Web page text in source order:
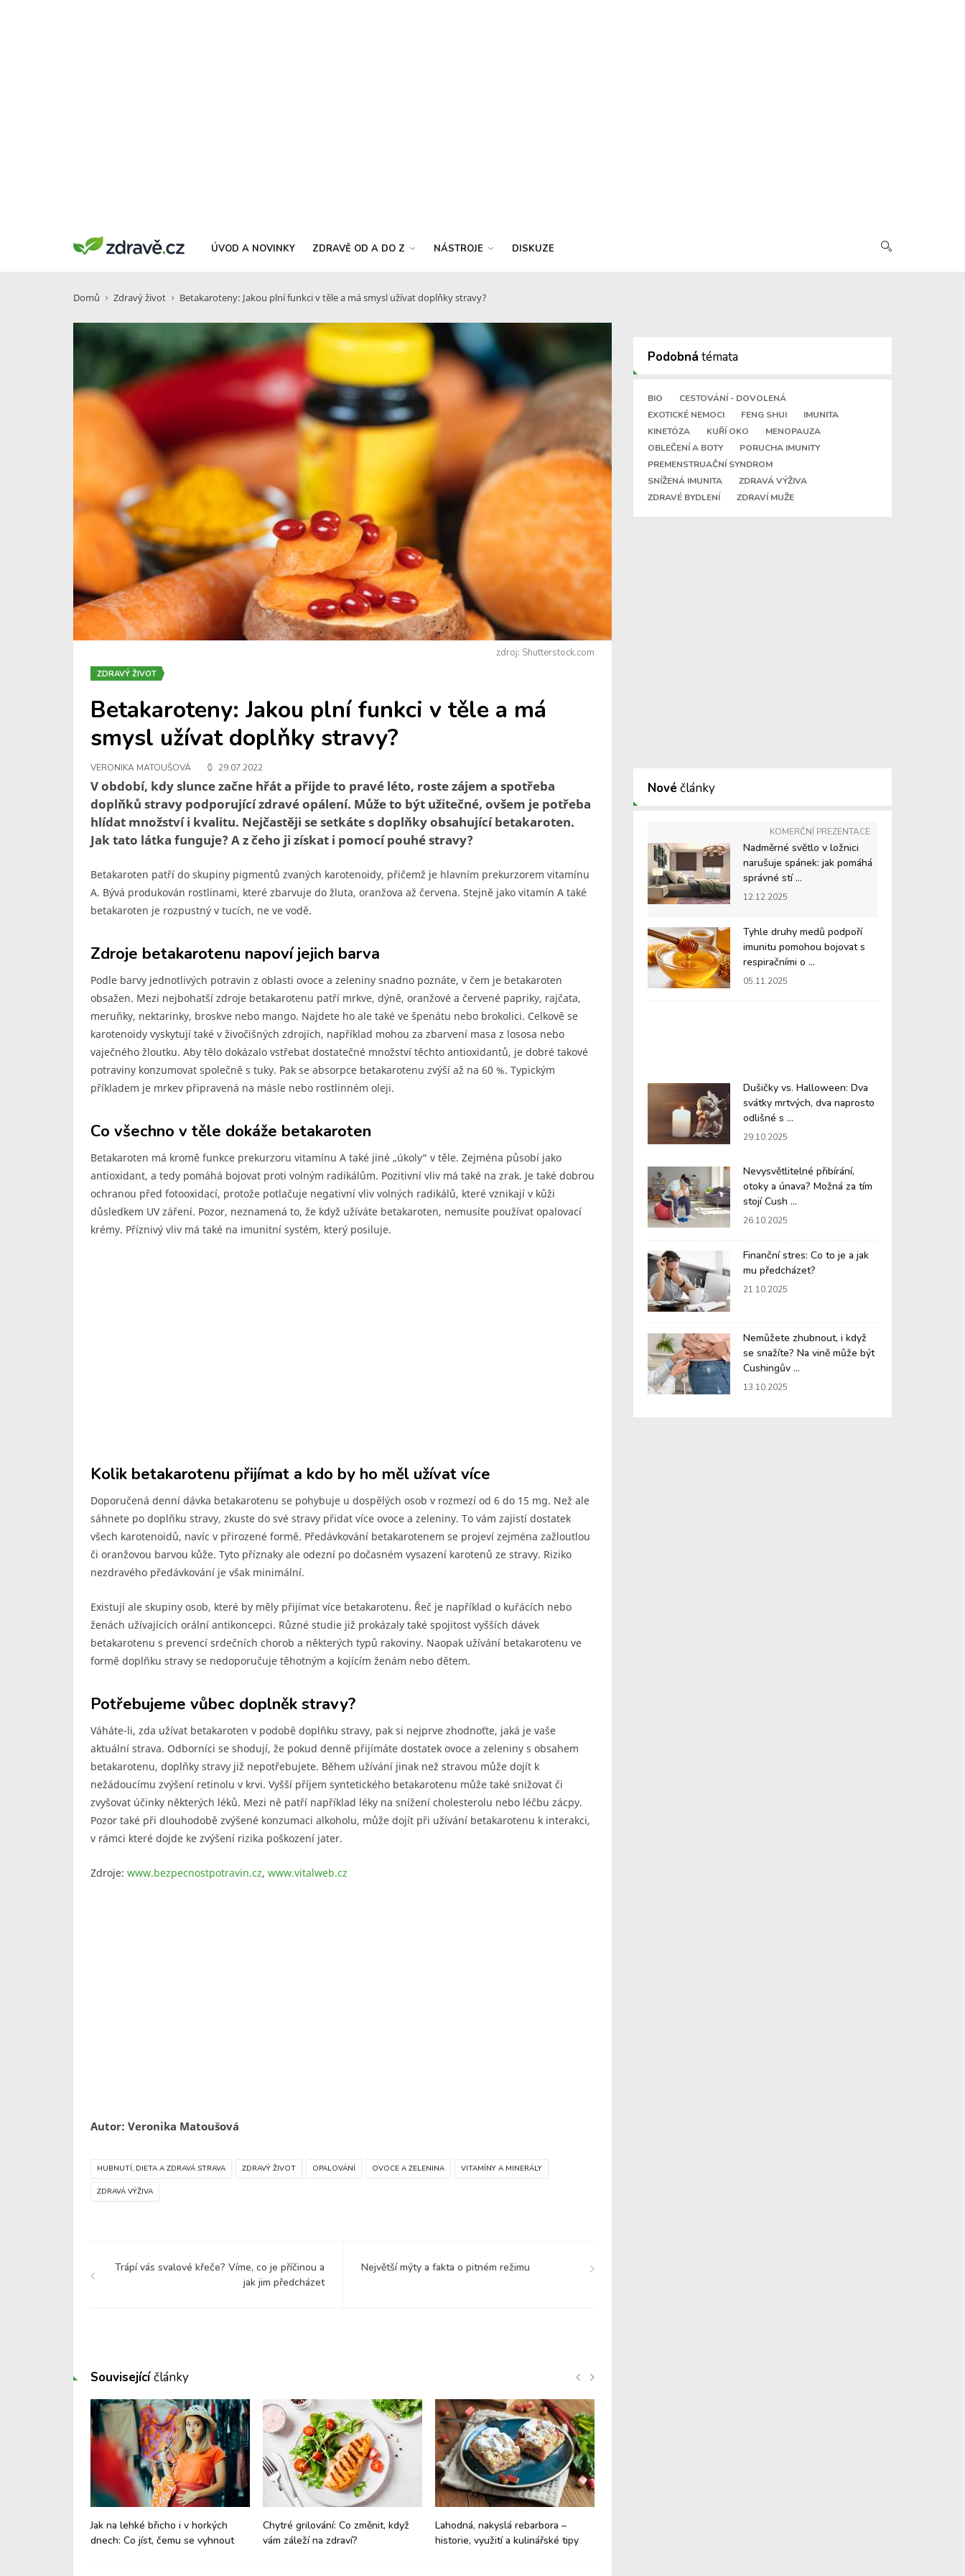
ÚVOD A NOVINKY ZDRAVĚ OD A DO Z NÁSTROJE DISKUZE
Domů Zdravý život Betakaroteny: Jakou plní funkci v těle a má smysl užívat doplňky stravy?
zdroj: Shutterstock.com
ZDRAVÝ ŽIVOT
Betakaroteny: Jakou plní funkci v těle a má
smysl užívat doplňky stravy?
VERONIKA MATOUŠOVÁ 29.07.2022
V období, kdy slunce začne hřát a přijde to pravé léto, roste zájem a spotřeba
doplňků stravy podporující zdravé opálení. Může to být užitečné, ovšem je potřeba
hlídat množství i kvalitu. Nejčastěji se setkáte s doplňky obsahující betakaroten.
Jak tato látka funguje? A z čeho ji získat i pomocí pouhé stravy?
Betakaroten patří do skupiny pigmentů zvaných karotenoidy, přičemž je hlavním prekurzorem vitamínu
A. Bývá produkován rostlinami, které zbarvuje do žluta, oranžova až červena. Stejně jako vitamín A také
betakaroten je rozpustný v tucích, ne ve vodě.
Zdroje betakarotenu napoví jejich barva
Podle barvy jednotlivých potravin z oblasti ovoce a zeleniny snadno poznáte, v čem je betakaroten
obsažen. Mezi nejbohatší zdroje betakarotenu patří mrkve, dýně, oranžové a červené papriky, rajčata,
meruňky, nektarinky, broskve nebo mango. Najdete ho ale také ve špenátu nebo brokolici. Celkově se
karotenoidy vyskytují také v živočišných zdrojích, například mohou za zbarvení masa z lososa nebo
vaječného žloutku. Aby tělo dokázalo vstřebat dostatečné množství těchto antioxidantů, je dobré takové
potraviny konzumovat společně s tuky. Pak se absorpce betakarotenu zvýší až na 60 %. Typickým
příkladem je mrkev připravená na másle nebo rostlinném oleji.
Co všechno v těle dokáže betakaroten
Betakaroten má kromě funkce prekurzoru vitamínu A také jiné „úkoly“ v těle. Zejména působí jako
antioxidant, a tedy pomáhá bojovat proti volným radikálům. Pozitivní vliv má také na zrak. Je také dobrou
ochranou před fotooxidací, protože potlačuje negativní vliv volných radikálů, které vznikají v kůži
důsledkem UV záření. Pozor, neznamená to, že když užíváte betakaroten, nemusíte používat opalovací
krémy. Příznivý vliv má také na imunitní systém, který posiluje.
Kolik betakarotenu přijímat a kdo by ho měl užívat více
Doporučená denní dávka betakarotenu se pohybuje u dospělých osob v rozmezí od 6 do 15 mg. Než ale
sáhnete po doplňku stravy, zkuste do své stravy přidat více ovoce a zeleniny. To vám zajistí dostatek
všech karotenoidů, navíc v přirozené formě. Předávkování betakarotenem se projeví zejména zažloutlou
či oranžovou barvou kůže. Tyto příznaky ale odezní po dočasném vysazení karotenů ze stravy. Riziko
nezdravého předávkování je však minimální.
Existují ale skupiny osob, které by měly přijímat více betakarotenu. Řeč je například o kuřácích nebo
ženách užívajících orální antikoncepci. Různé studie již prokázaly také spojitost vyšších dávek
betakarotenu s prevencí srdečních chorob a některých typů rakoviny. Naopak užívání betakarotenu ve
formě doplňku stravy se nedoporučuje těhotným a kojícím ženám nebo dětem.
Potřebujeme vůbec doplněk stravy?
Váháte-li, zda užívat betakaroten v podobě doplňku stravy, pak si nejprve zhodnoťte, jaká je vaše
aktuální strava. Odborníci se shodují, že pokud denně přijímáte dostatek ovoce a zeleniny s obsahem
betakarotenu, doplňky stravy již nepotřebujete. Během užívání jinak než stravou může dojít k
nežádoucímu zvýšení retinolu v krvi. Vyšší příjem syntetického betakarotenu může také snižovat či
zvyšovat účinky některých léků. Mezi ně patří například léky na snížení cholesterolu nebo léčbu zácpy.
Pozor také při dlouhodobě zvýšené konzumaci alkoholu, může dojít při užívání betakarotenu k interakci,
v rámci které dojde ke zvýšení rizika poškození jater.
Zdroje: www.bezpecnostpotravin.cz, www.vitalweb.cz
Autor: Veronika Matoušová
HUBNUTÍ, DIETA A ZDRAVÁ STRAVA ZDRAVÝ ŽIVOT OPALOVÁNÍ OVOCE A ZELENINA VITAMÍNY A MINERÁLY
ZDRAVÁ VÝŽIVA
Trápí vás svalové křeče? Víme, co je příčinou a
jak jim předcházet
Největší mýty a fakta o pitném režimu
Podobná témata
BIO
CESTOVÁNÍ - DOVOLENÁ
EXOTICKÉ NEMOCI
FENG SHUI
IMUNITA
KINETÓZA
KUŘÍ OKO
MENOPAUZA
OBLEČENÍ A BOTY
PORUCHA IMUNITY
PREMENSTRUAČNÍ SYNDROM
SNÍŽENÁ IMUNITA
ZDRAVÁ VÝŽIVA
ZDRAVÉ BYDLENÍ
ZDRAVÍ MUŽE
Nové články
KOMERČNÍ PREZENTACE
Nadměrné světlo v ložnici
narušuje spánek: jak pomáhá
správné stí ...
12.12.2025
Tyhle druhy medů podpoří
imunitu pomohou bojovat s
respiračními o ...
05.11.2025
Dušičky vs. Halloween: Dva
svátky mrtvých, dva naprosto
odlišné s ...
29.10.2025
Nevysvětlitelné přibírání,
otoky a únava? Možná za tím
stojí Cush ...
26.10.2025
Finanční stres: Co to je a jak
mu předcházet?
21.10.2025
Nemůžete zhubnout, i když
se snažíte? Na vině může být
Cushingův ...
13.10.2025
Souvisejícíčlánky
Jak na lehké břicho i v horkých
dnech: Co jíst, čemu se vyhnout
Chytré grilování: Co změnit, když
vám záleží na zdraví?
Lahodná, nakyslá rebarbora –
historie, využití a kulinářské tipy